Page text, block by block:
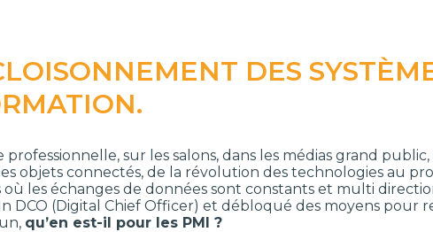
DES
professionnelle, sur les salons, dans les médias grand
objets connectés, de la révolution des technologies au
les échanges de données sont constants et multi
DCO (Digital Chief Officer) et débloqué des moyens pour
qu’en est-il pour les PMI ?